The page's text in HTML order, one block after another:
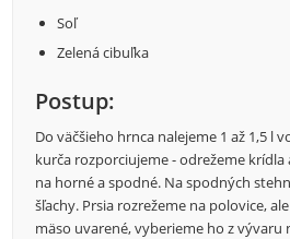
Soľ
Zelená cibuľka
Postup:
Do väčšieho hrnca nalejeme 1 až 1,5 l
kurča rozporciujeme - odrežeme krídla
na horné a spodné. Na spodných
šľachy. Prsia rozrežeme na polovice,
mäso uvarené, vyberieme ho z vývaru